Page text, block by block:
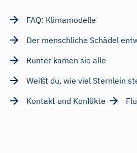
FAQ: Klimamodelle
Der menschliche Schädel
Runter kamen sie alle
Weißt du, wie viel Sternlein
Kontakt und Konflikte